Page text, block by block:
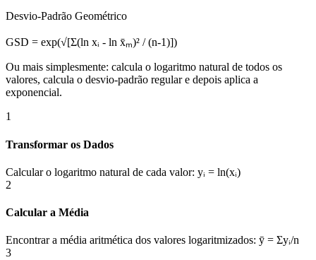
Desvio-Padrão Geométrico
GSD = exp(√[Σ(ln xᵢ - ln x̄ₘ)² / (n-1)])
Ou mais simplesmente: calcula o logaritmo natural de todos os
valores, calcula o desvio-padrão regular e depois aplica a
exponencial.
1
Transformar os Dados
Calcular o logaritmo natural de cada valor: yᵢ = ln(xᵢ)
2
Calcular a Média
Encontrar a média aritmética dos valores logaritmizados: ȳ = Σyᵢ/n
3